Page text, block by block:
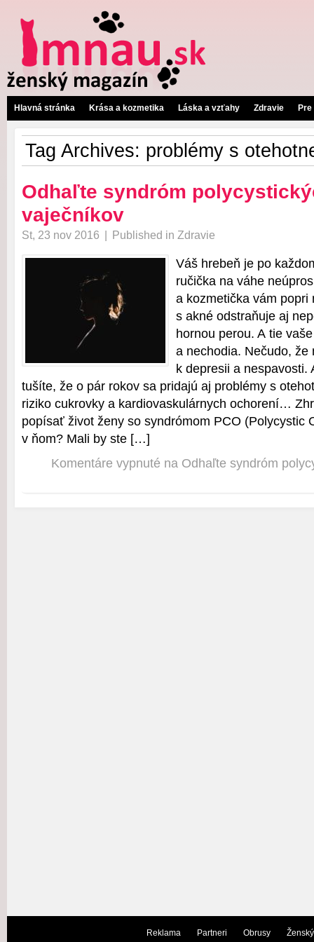
Hlavná stránka Krása a kozmetika Láska a vzťahy Zdravie
Tag Archives: problémy s
Odhaľte syndróm
vaječníkov
St, 23 nov 2016 | Published in Zdravie
Váš hrebeň je po
ručička na váhe
a kozmetička vám popri
s akné odstraňuje aj
hornou perou. A tie
a nechodia. Nečudo, že
k depresii a nespavosti.
tušíte, že o pár rokov sa pridajú aj problémy s
riziko cukrovky a kardiovaskulárnych ochorení…
popísať život ženy so syndrómom PCO (Polycystic
v ňom? Mali by ste […]
Komentáre vypnuté na Odhaľte syndróm
Reklama Partneri Obrusy